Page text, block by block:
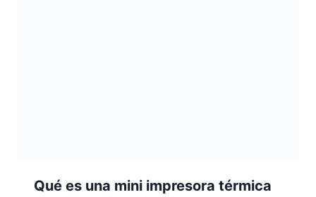
Qué es una mini impresora térmica